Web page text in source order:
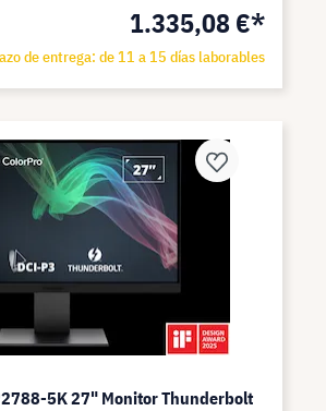
1.335,08 €*
de entrega: de 11 a 15 días laborables
5K 27" Monitor Thunderbolt